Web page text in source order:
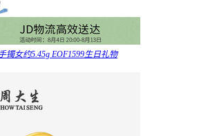
镯女约5.45g EOF1599生日礼物